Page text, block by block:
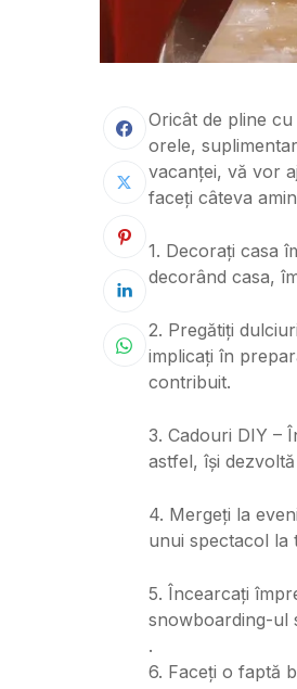
Oricât de pline
orele,
vacanței, vă vor
faceți câteva
1. Decorați casa
decorând casa,
2. Pregătiți
implicați în
contribuit.
3. Cadouri DIY –
astfel, își
4. Mergeți la
unui spectacol la
5. Încearcați
snowboarding-ul
.
6. Faceți o faptă